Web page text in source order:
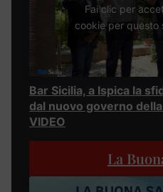
Fai clic per
cookie per questo
Bar Sicilia, a Ispica la
dal nuovo governo della
VIDEO
La